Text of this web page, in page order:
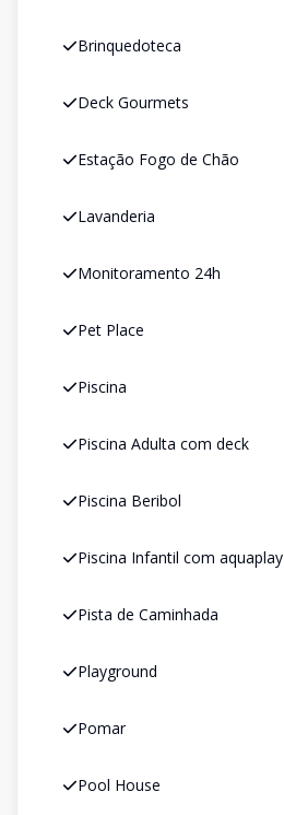
Brinquedoteca
Deck Gourmets
Estação Fogo de Chão
Lavanderia
Monitoramento 24h
Pet Place
Piscina
Piscina Adulta com deck
Piscina Beribol
Piscina Infantil com aquaplay
Pista de Caminhada
Playground
Pomar
Pool House